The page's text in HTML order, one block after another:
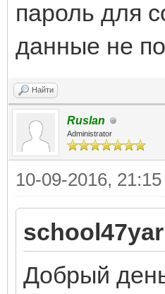
пароль для
данные не
Найти
Ruslan
Administrator
10-09-2016, 21:15
Добрый